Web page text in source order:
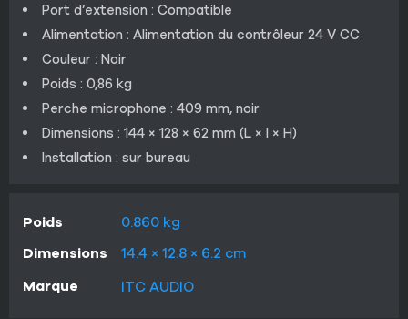
Port d’extension : Compatible
Alimentation : Alimentation du contrôleur 24 V CC
Couleur : Noir
Poids : 0,86 kg
Perche microphone : 409 mm, noir
Dimensions : 144 × 128 × 62 mm (L × l × H)
Installation : sur bureau
Poids
0.860 kg
Dimensions
14.4 × 12.8 × 6.2 cm
Marque
ITC AUDIO